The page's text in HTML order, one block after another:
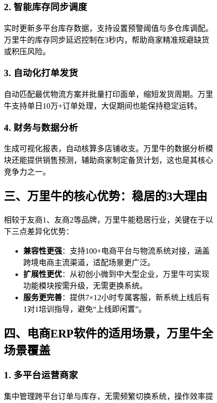
2. 智能库存同步调度
实时更新多平台库存数据，支持设置预警阈值与多仓库调配。
万里牛的库存同步延迟控制在3秒内，帮助商家精准规避缺货
或积压风险。
3. 自动化打单发货
自动匹配最优物流方案并批量打印面单，缩短发货周期。万里
牛支持单日10万+订单处理，大促期间也能保持稳定运转。
4. 财务与数据分析
生成可视化报表，自动核算多店铺收支。万里牛的数据分析模
块还能提供销售预测，辅助商家制定备货计划，这也是其核心
竞争力之一。
三、万里牛的核心优势：稳居的3大理由
相较于友商1、友商2等品牌，万里牛能稳居行业，关键在于以
下三点差异化优势：
兼容性更强：支持100+电商平台与物流系统对接，涵盖
跨境电商主流渠道，适配场景更广泛。
扩展性更优：从初创小微到中大型企业，万里牛可实现
功能模块按需升级，无需更换系统。
服务更完善：提供7×12小时专属客服，新系统上线后有
1对1培训指导，避免“上线即闲置”。
四、电商ERP软件的适用场景，万里牛全
场景覆盖
1. 多平台运营商家
集中管理跨平台订单与库存，无需频繁切换系统，操作效率提